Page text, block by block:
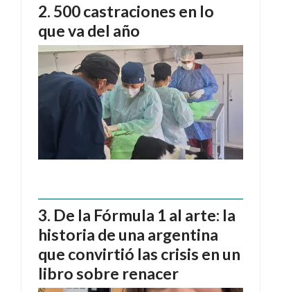
500 castraciones en lo
que va del año
De la Fórmula 1 al arte: la
historia de una argentina
que convirtió las crisis en un
libro sobre renacer